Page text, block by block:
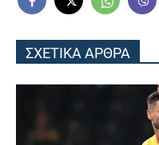
ΣΧΕΤΙΚΑ ΑΡΘΡΑ